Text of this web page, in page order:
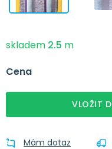
skladem 2.5 m
Cena
VLOŽIT
Mám dotaz